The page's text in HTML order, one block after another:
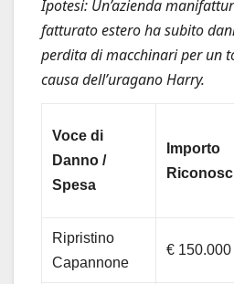
Ipotesi: Un’azienda
fatturato estero ha subito
perdita di macchinari per un
causa dell’uragano Harry.
Voce di
Danno /
Spesa
Importo
Ripristino
Capannone
€ 150.000